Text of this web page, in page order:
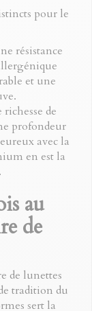
pour le
résistance
et une
de
profondeur
avec la
en est la
au
de
de lunettes
tradition du
sert la